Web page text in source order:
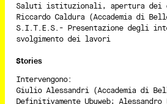
Saluti istituzionali, apertura dei
Riccardo Caldura (Accademia di
S.I.T.E.S.- Presentazione degli
svolgimento dei lavori
Stories
Intervengono:
Giulio Alessandri (Accademia di
Definitivamente Ubuweb; Alessandro